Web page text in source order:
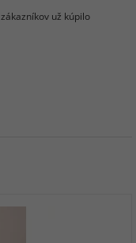
zákazníkov už kúpilo